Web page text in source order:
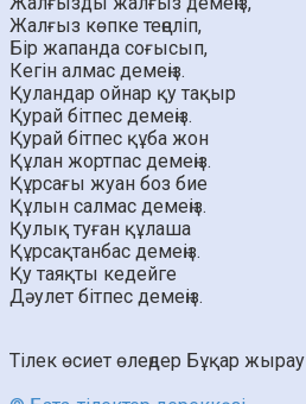
Жалғыз көпке теңеліп,
Бір жапанда соғысып,
Кегін алмас демеңіз.
Қуландар ойнар қу тақыр
Қурай бітпес демеңіз.
Қурай бітпес құба жон
Құлан жортпас демеңіз.
Құрсағы жуан боз бие
Құлын салмас демеңіз.
Қулық туған құлаша
Құрсақтанбас демеңіз.
Қу таяқты кедейге
Дәулет бітпес демеңіз.
Тілек өсиет өлеңдер Бұқар жырау